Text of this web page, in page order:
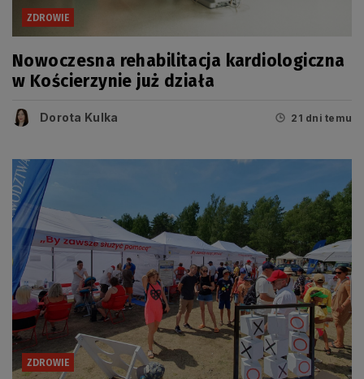
ZDROWIE
Nowoczesna rehabilitacja kardiologiczna
w Kościerzynie już działa
Dorota Kulka 21 dni temu
ZDROWIE